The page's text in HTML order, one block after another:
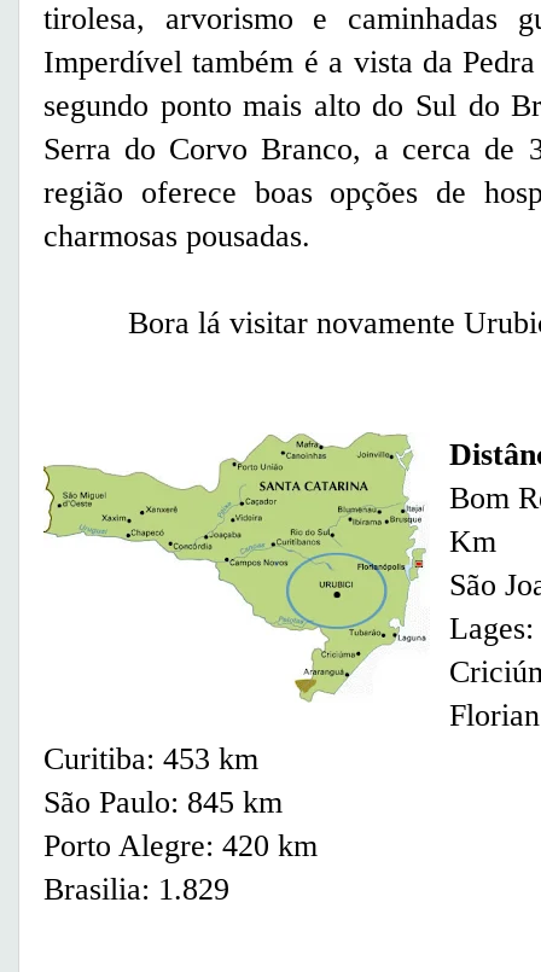
tirolesa, arvorismo e caminhadas
Imperdível também é a vista da
segundo ponto mais alto do Sul do
Serra do Corvo Branco, a cerca de
região oferece boas opções de
charmosas pousadas.
Bora lá visitar novamente
Bom
Km
São
Curitiba: 453 km
São Paulo: 845 km
Porto Alegre: 420 km
Brasilia: 1.829